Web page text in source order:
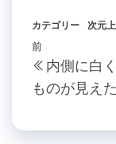
カテゴリー 次元
投
稿
ナ
ビ
過
去
の
前
内側に白
ものが見えた